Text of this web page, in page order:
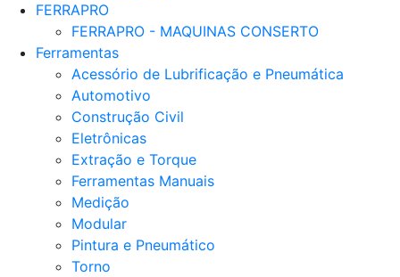
FERRAPRO
FERRAPRO - MAQUINAS CONSERTO
Ferramentas
Acessório de Lubrificação e Pneumática
Automotivo
Construção Civil
Eletrônicas
Extração e Torque
Ferramentas Manuais
Medição
Modular
Pintura e Pneumático
Torno